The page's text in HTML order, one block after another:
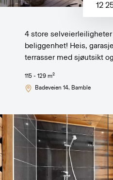
12
4 store
beliggenhet! Heis,
terrasser med sjøutsikt
115 - 129 m2
Badeveien 14, Bamble